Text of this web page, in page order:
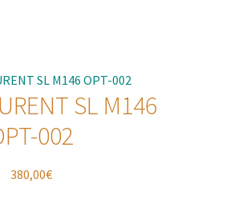
SL M146
002
380,00€